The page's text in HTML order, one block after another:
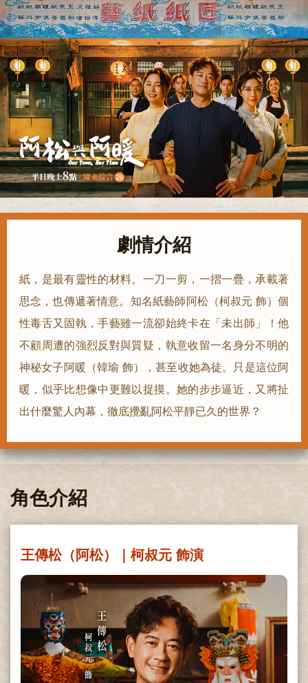
劇情介紹
紙，是最有靈性的材料。一刀一剪，一摺一疊，承載著
思念，也傳遞著情意。知名紙藝師阿松（柯叔元 飾）個
性毒舌又固執，手藝雖一流卻始終卡在「未出師」！他
不顧周遭的強烈反對與質疑，執意收留一名身分不明的
神秘女子阿暖（韓瑜 飾），甚至收她為徒。只是這位阿
暖，似乎比想像中更難以捉摸。她的步步逼近，又將扯
出什麼驚人內幕，徹底攪亂阿松平靜已久的世界？
角色介紹
王傳松（阿松）｜柯叔元 飾演